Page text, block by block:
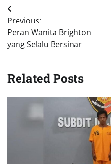
Navigasi
pos
Previous:
Peran Wanita Brighton
yang Selalu Bersinar
Related Posts